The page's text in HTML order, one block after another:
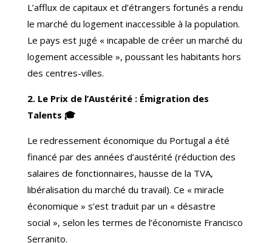
L’afflux de capitaux et d’étrangers fortunés a rendu
le marché du logement inaccessible à la population.
Le pays est jugé « incapable de créer un marché du
logement accessible », poussant les habitants hors
des centres-villes.
2. Le Prix de l’Austérité : Émigration des
Talents 🎓
Le redressement économique du Portugal a été
financé par des années d’austérité (réduction des
salaires de fonctionnaires, hausse de la TVA,
libéralisation du marché du travail). Ce « miracle
économique » s’est traduit par un « désastre
social », selon les termes de l’économiste Francisco
Serranito.